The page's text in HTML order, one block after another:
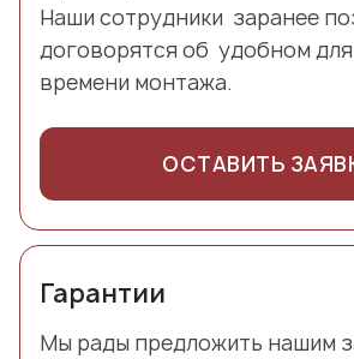
Наши сотрудники заранее
договорятся об удобном для
времени монтажа.
ОСТАВИТЬ
Гарантии
Мы рады предложить нашим